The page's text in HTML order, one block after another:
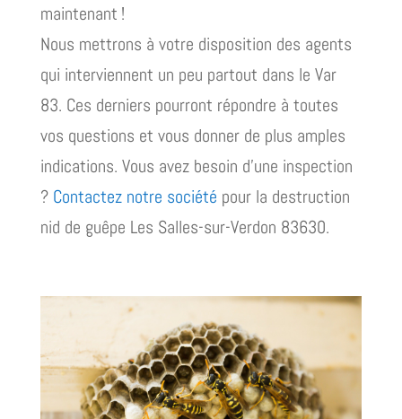
maintenant !
Nous mettrons à votre disposition des agents
qui interviennent un peu partout dans le Var
83. Ces derniers pourront répondre à toutes
vos questions et vous donner de plus amples
indications. Vous avez besoin d’une inspection
? Contactez notre société pour la destruction
nid de guêpe Les Salles-sur-Verdon 83630.